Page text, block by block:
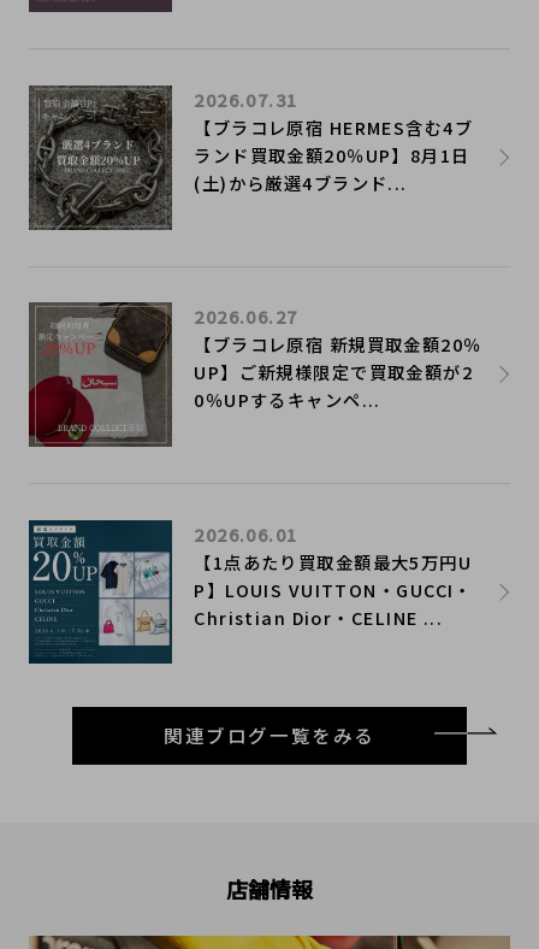
【ブラコレ原宿 HERMES含む4ブ
ランド買取金額20％UP】8月1日
(土)から厳選4ブランド...
2026.07.31
【ブラコレ原宿 新規買取金額20％
UP】ご新規様限定で買取金額が2
0％UPするキャンペ...
2026.06.27
【1点あたり買取金額最大5万円U
P】LOUIS VUITTON・GUCCI・
Christian Dior・CELINE ...
2026.06.01
関連ブログ一覧をみる
店舗情報